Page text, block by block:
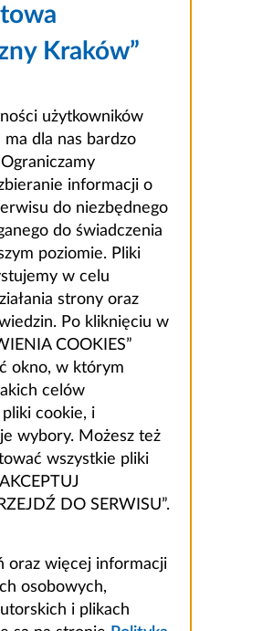
Kraków”
użytkowników
ma dla nas bardzo
informacji o
do niezbędnego
do świadczenia
poziomie. Pliki
w celu
strony oraz
Po kliknięciu w
COOKIES”
okno, w którym
celów
cookie, i
wybory. Możesz też
wszystkie pliki
DO SERWISU”.
oraz więcej informacji
osobowych,
i plikach